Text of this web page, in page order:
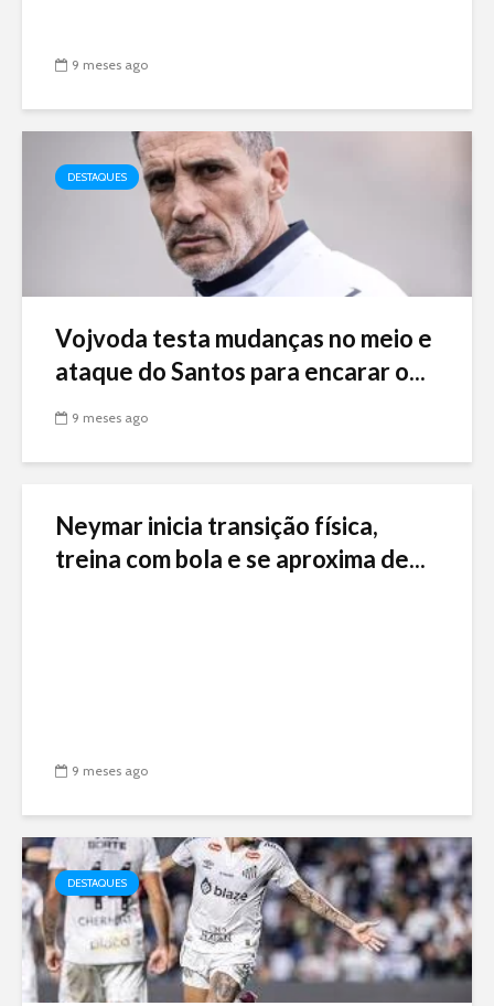
9 meses ago
DESTAQUES
Vojvoda testa mudanças no meio e
ataque do Santos para encarar o...
9 meses ago
Neymar inicia transição física,
treina com bola e se aproxima de...
9 meses ago
DESTAQUES